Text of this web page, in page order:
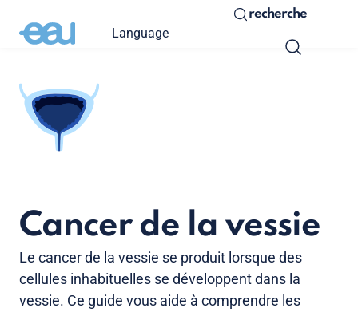
Language
recherche
Cancer de la vessie
Le cancer de la vessie se produit lorsque des
cellules inhabituelles se développent dans la
vessie. Ce guide vous aide à comprendre les